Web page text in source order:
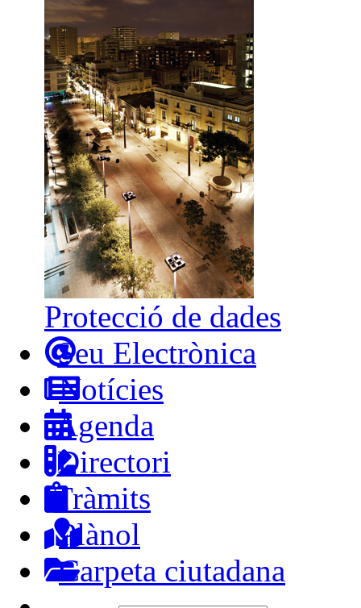
Protecció de dades
Seu Electrònica
Notícies
Agenda
Directori
Tràmits
Plànol
Carpeta ciutadana